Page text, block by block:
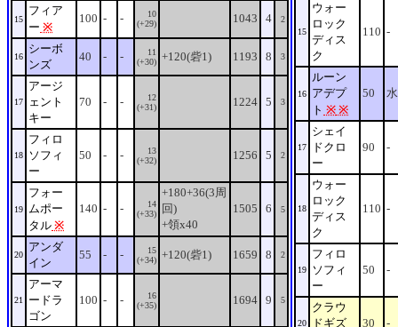
15
フィア
ー ※
100 - -
10
(+29)
1043 4 2
16
シーボ
ンズ
40 - -
11
(+30) +120(砦1) 1193 8 3
17
アージ
ェント
キー
70 - -
12
(+31)
1224 5 3
18
フィロ
ソフィ
ー
50 - -
13
(+32)
1256 5 2
19
フォー
ムポー
タル ※
140 - -
14
(+33)
+180+36(3周
回)
+領x40
1505 6 5
20
アンダ
イン
55 - -
15
(+34) +120(砦1) 1659 8 2
21
アーマ
ードラ
ゴン
100 - -
16
(+35)
1694 9 5
15
ウォー
ロック
ディス
ク
110 -
16
ルーン
アデプ
ト ※ ※
50 水
17
シェイ
ドクロ
ー
90 -
18
ウォー
ロック
ディス
ク
110 -
19
フィロ
ソフィ
ー
50 -
20
クラウ
ドギズ
30 -